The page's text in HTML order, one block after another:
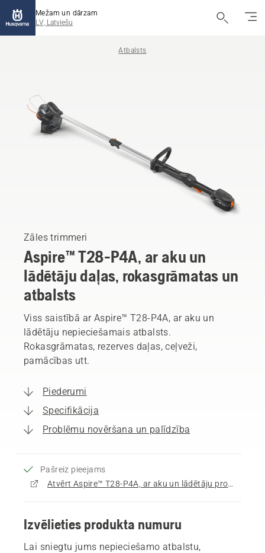
Mežam un dārzam
LV, Latviešu
Atbalsts
Zāles trimmeri
Aspire™ T28-P4A, ar aku un
lādētāju daļas, rokasgrāmatas un
atbalsts
Viss saistībā ar Aspire™ T28-P4A, ar aku un
lādētāju nepieciešamais atbalsts.
Rokasgrāmatas, rezerves daļas, ceļveži,
pamācības utt.
Piederumi
Specifikācija
Problēmu novēršana un palīdzība
Pašreiz pieejams
Atvērt Aspire™ T28-P4A, ar aku un lādētāju produktu lapu
Izvēlieties produkta numuru
Lai sniegtu jums nepieciešamo atbalstu,